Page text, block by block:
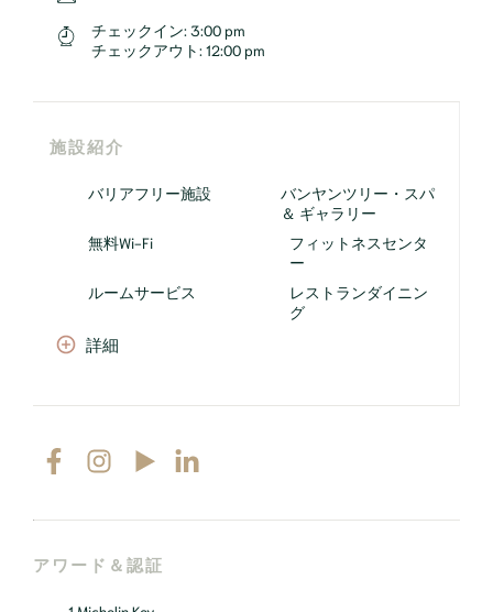
チェックイン: 3:00 pm
チェックアウト: 12:00 pm
施設紹介
バリアフリー施設
バンヤンツリー・スパ
＆ ギャラリー
無料Wi-Fi
フィットネスセンタ
ー
ルームサービス
レストランダイニン
グ
詳細
アワード＆認証